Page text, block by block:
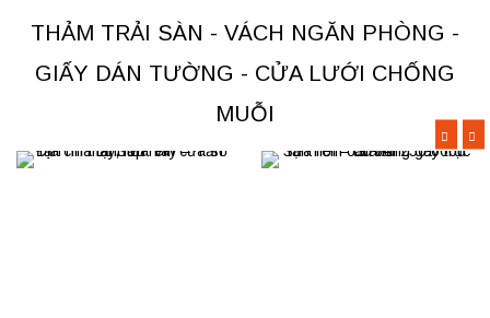
tiến độ. Thực tế, chúng tôi vừa
hoàn thiện thi công rèm...
loại thảm đang cung cấp Thảm
nỉ phù hợp cho không...
THẢM TRẢI SÀN - VÁCH NGĂN PHÒNG -
GIẤY DÁN TƯỜNG - CỬA LƯỚI CHỐNG
MUỖI